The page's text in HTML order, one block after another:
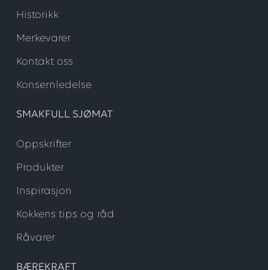
Historikk
Merkevarer
Kontakt oss
Konsernledelse
SMAKFULL SJØMAT
Oppskrifter
Produkter
Inspirasjon
Kokkens tips og råd
Råvarer
BÆREKRAFT